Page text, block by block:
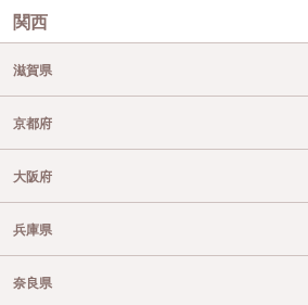
関西
滋賀県
京都府
大阪府
兵庫県
奈良県